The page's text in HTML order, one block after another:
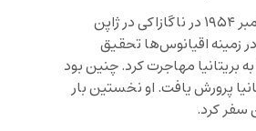
کازو ایشی‌گورو ۸ نوامبر ۱۹۵۴ در ناگازاکی در ژاپن
زمینه اقیانوس‌ها تحقیق
می‌کرد در سال ۱۹۶۰ به بریتانیا مهاجرت کرد. چنین بود
پرورش یافت. او نخستین بار